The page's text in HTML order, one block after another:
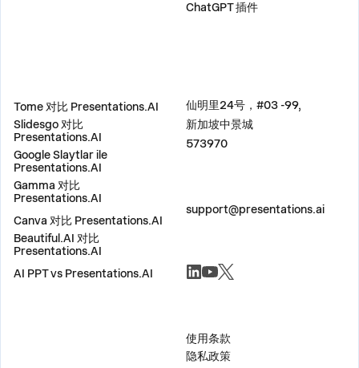
ChatGPT 插件
Tome 对比 Presentations.AI
Slidesgo 对比
Presentations.AI
Google Slaytlar ile
Presentations.AI
Gamma 对比
Presentations.AI
Canva 对比 Presentations.AI
Beautiful.AI 对比
Presentations.AI
AI PPT vs Presentations.AI
仙明里24号，#03 -99,
新加坡中景城
573970
support@presentations.ai
使用条款
隐私政策